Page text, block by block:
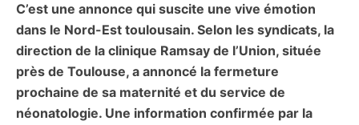
C’est une annonce qui suscite une vive émotion
dans le Nord-Est toulousain. Selon les syndicats, la
direction de la clinique Ramsay de l’Union, située
près de Toulouse, a annoncé la fermeture
prochaine de sa maternité et du service de
néonatologie. Une information confirmée par la